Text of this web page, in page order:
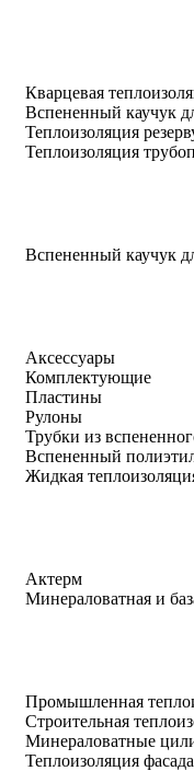
Кварцевая
Вспененный каучук
Теплоизоляция
Теплоизоляция
Вспененный каучук
Аксессуары
Комплектующие
Пластины
Рулоны
Трубки из
Вспененный
Жидкая
Актерм
Минераловатная и
Промышленная
Строительная
Минераловатные
Теплоизоляция